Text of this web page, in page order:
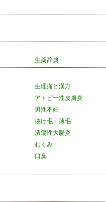
生薬辞典
生理痛と漢方
アトピー性皮膚炎
男性不妊
抜け毛・薄毛
潰瘍性大腸炎
むくみ
口臭